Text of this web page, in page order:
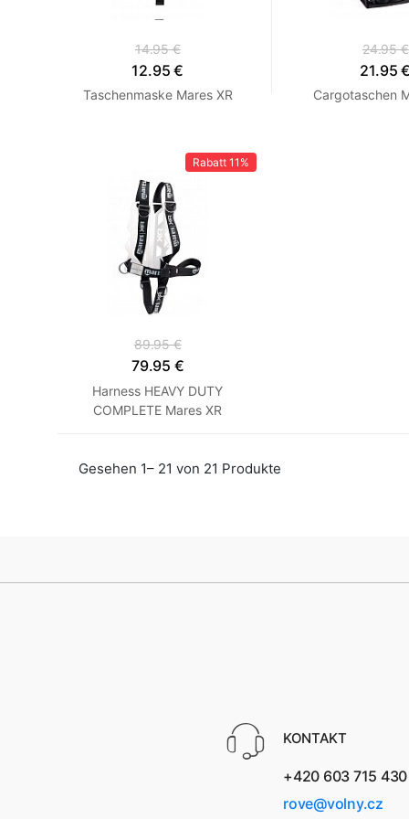
14.95 €
12.95 €
Taschenmaske Mares XR
24.95 €
21.95
Cargotaschen
Rabatt 11%
89.95 €
79.95 €
Harness HEAVY DUTY
COMPLETE Mares XR
Gesehen 1– 21 von 21 Produkte
KONTAKT
+420 603 715 430
rove@volny.cz